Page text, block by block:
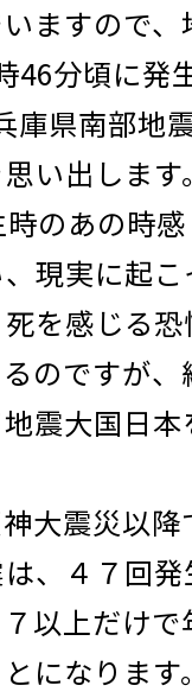
ますので、
46分頃に発
庫県南部地
い出します
のあの時
現実に起こ
を感じる
のですが、
震大国日
大震災以降
、４７回
以上だけ
になります